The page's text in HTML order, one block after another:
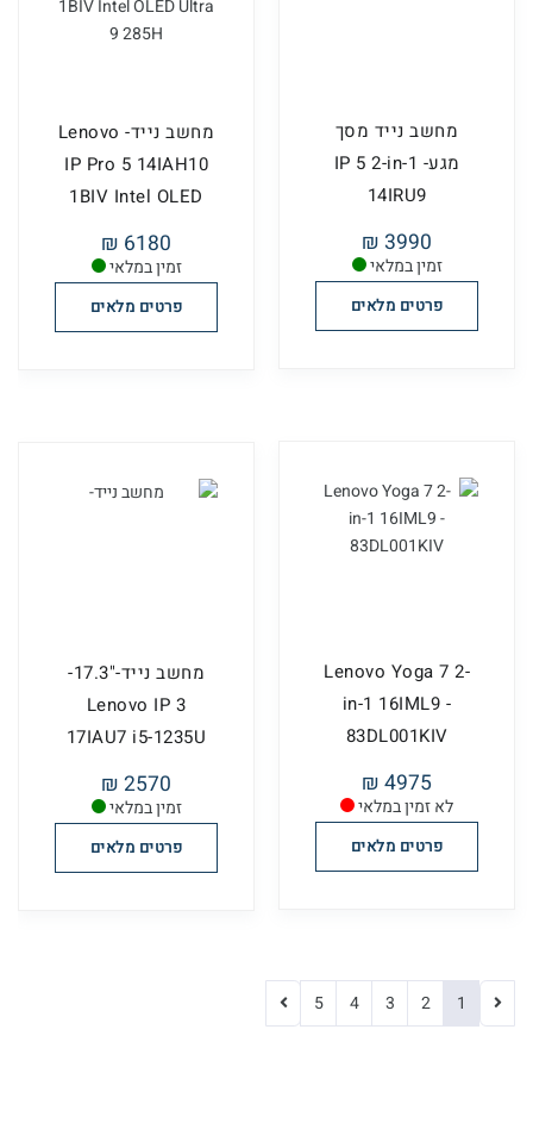
זמין במלאי
מחשב נייד מסך
מגע- IP 5 2-in-1
14IRU9
3990 ₪
פרטים מלאים
זמין במלאי
מחשב נייד- Lenovo
IP Pro 5 14IAH10
1BIV Intel OLED
Ultr...
6180 ₪
פרטים מלאים
לא זמין במלאי
Lenovo Yoga 7 2-
in-1 16IML9 -
83DL001KIV
4975 ₪
פרטים מלאים
זמין במלאי
מחשב נייד-"17.3-
Lenovo IP 3
17IAU7 i5-1235U
2570 ₪
פרטים מלאים
1
2
3
4
5